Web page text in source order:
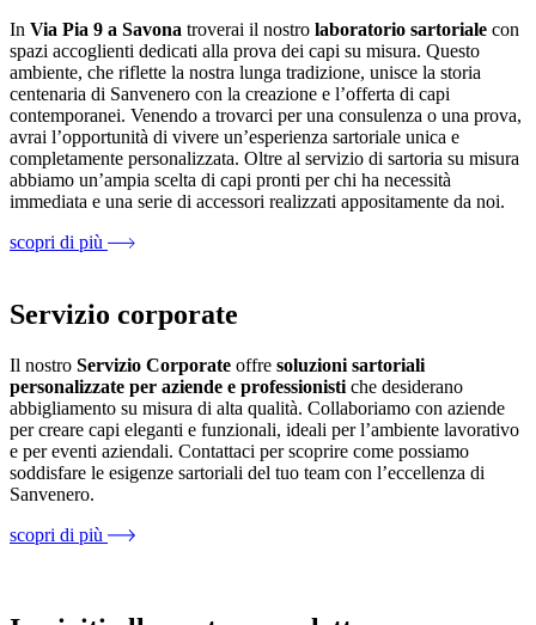
In Via Pia 9 a Savona troverai il nostro laboratorio sartoriale con
spazi accoglienti dedicati alla prova dei capi su misura. Questo
ambiente, che riflette la nostra lunga tradizione, unisce la storia
centenaria di Sanvenero con la creazione e l’offerta di capi
contemporanei. Venendo a trovarci per una consulenza o una prova,
avrai l’opportunità di vivere un’esperienza sartoriale unica e
completamente personalizzata. Oltre al servizio di sartoria su misura
abbiamo un’ampia scelta di capi pronti per chi ha necessità
immediata e una serie di accessori realizzati appositamente da noi.
scopri di più
Servizio corporate
Il nostro Servizio Corporate offre soluzioni sartoriali
personalizzate per aziende e professionisti che desiderano
abbigliamento su misura di alta qualità. Collaboriamo con aziende
per creare capi eleganti e funzionali, ideali per l’ambiente lavorativo
e per eventi aziendali. Contattaci per scoprire come possiamo
soddisfare le esigenze sartoriali del tuo team con l’eccellenza di
Sanvenero.
scopri di più